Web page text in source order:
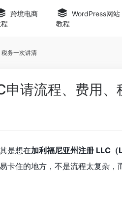
跨境电商
WordPress网站
教程
务一次讲清
请流程、费用、
是想在加利福尼亚州注册 LLC
卡住的地方，不是流程太复杂，